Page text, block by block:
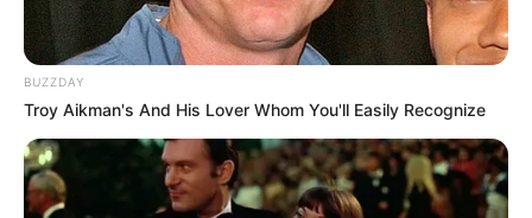
BUZZDAY
Troy Aikman's And His Lover Whom You'll Easily Recognize